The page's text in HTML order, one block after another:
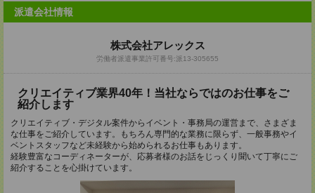
派遣会社情報
株式会社アレックス
労働者派遣事業許可番号:派13-305655
クリエイティブ業界40年！当社ならではのお仕事をご
紹介します
クリエイティブ・デジタル案件からイベント・事務局の運営まで、さまざま
な仕事をご紹介しています。もちろん専門的な業務に限らず、一般事務やイ
ベントスタッフなど未経験から始められるお仕事もあります。
経験豊富なコーディネーターが、応募者様のお話をじっくり聞いて丁寧にご
紹介することを心掛けています。